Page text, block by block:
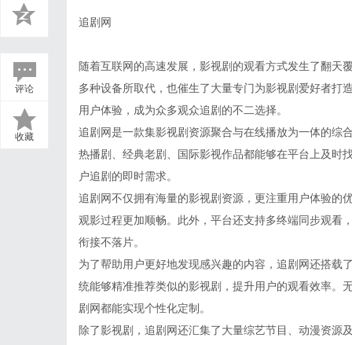
评论
收藏
追剧网
随着互联网的高速发展，影视剧的观看方式发生了翻天
多种设备所取代，也催生了大量专门为影视剧爱好者打
用户体验，成为众多观众追剧的不二选择。
追剧网是一款集影视剧资源聚合与在线播放为一体的综
热播剧、经典老剧、国际影视作品都能够在平台上及时
户追剧的即时需求。
追剧网不仅拥有海量的影视剧资源，更注重用户体验的
观影过程更加顺畅。此外，平台还支持多终端同步观看
衔接不落片。
为了帮助用户更好地发现感兴趣的内容，追剧网还搭载
统能够精准推荐类似的影视剧，提升用户的观看效率。
剧网都能实现个性化定制。
除了影视剧，追剧网还汇集了大量综艺节目、动漫资源